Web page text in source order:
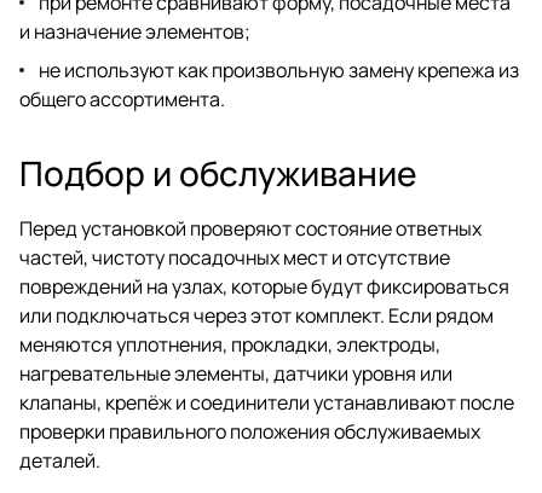
и назначение элементов;
не используют как произвольную замену крепежа из
общего ассортимента.
Подбор и обслуживание
Перед установкой проверяют состояние ответных
частей, чистоту посадочных мест и отсутствие
повреждений на узлах, которые будут фиксироваться
или подключаться через этот комплект. Если рядом
меняются уплотнения, прокладки, электроды,
нагревательные элементы, датчики уровня или
клапаны, крепёж и соединители устанавливают после
проверки правильного положения обслуживаемых
деталей.